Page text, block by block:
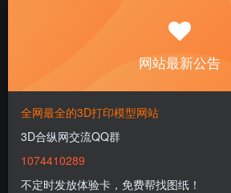
100
免费
网站最新公告
全网最全的3D打印模型网站
3D合纵网交流QQ群
1074410289
不定时发放体验卡，免费帮找图纸！